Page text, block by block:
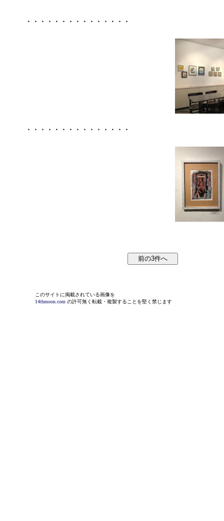
・・・・・・・・・・・・・・・
・・・・・・・・・・・・・・・
このサイトに掲載されている画像を
14thmoon.com の許可無く転載・複製することを堅く禁じます